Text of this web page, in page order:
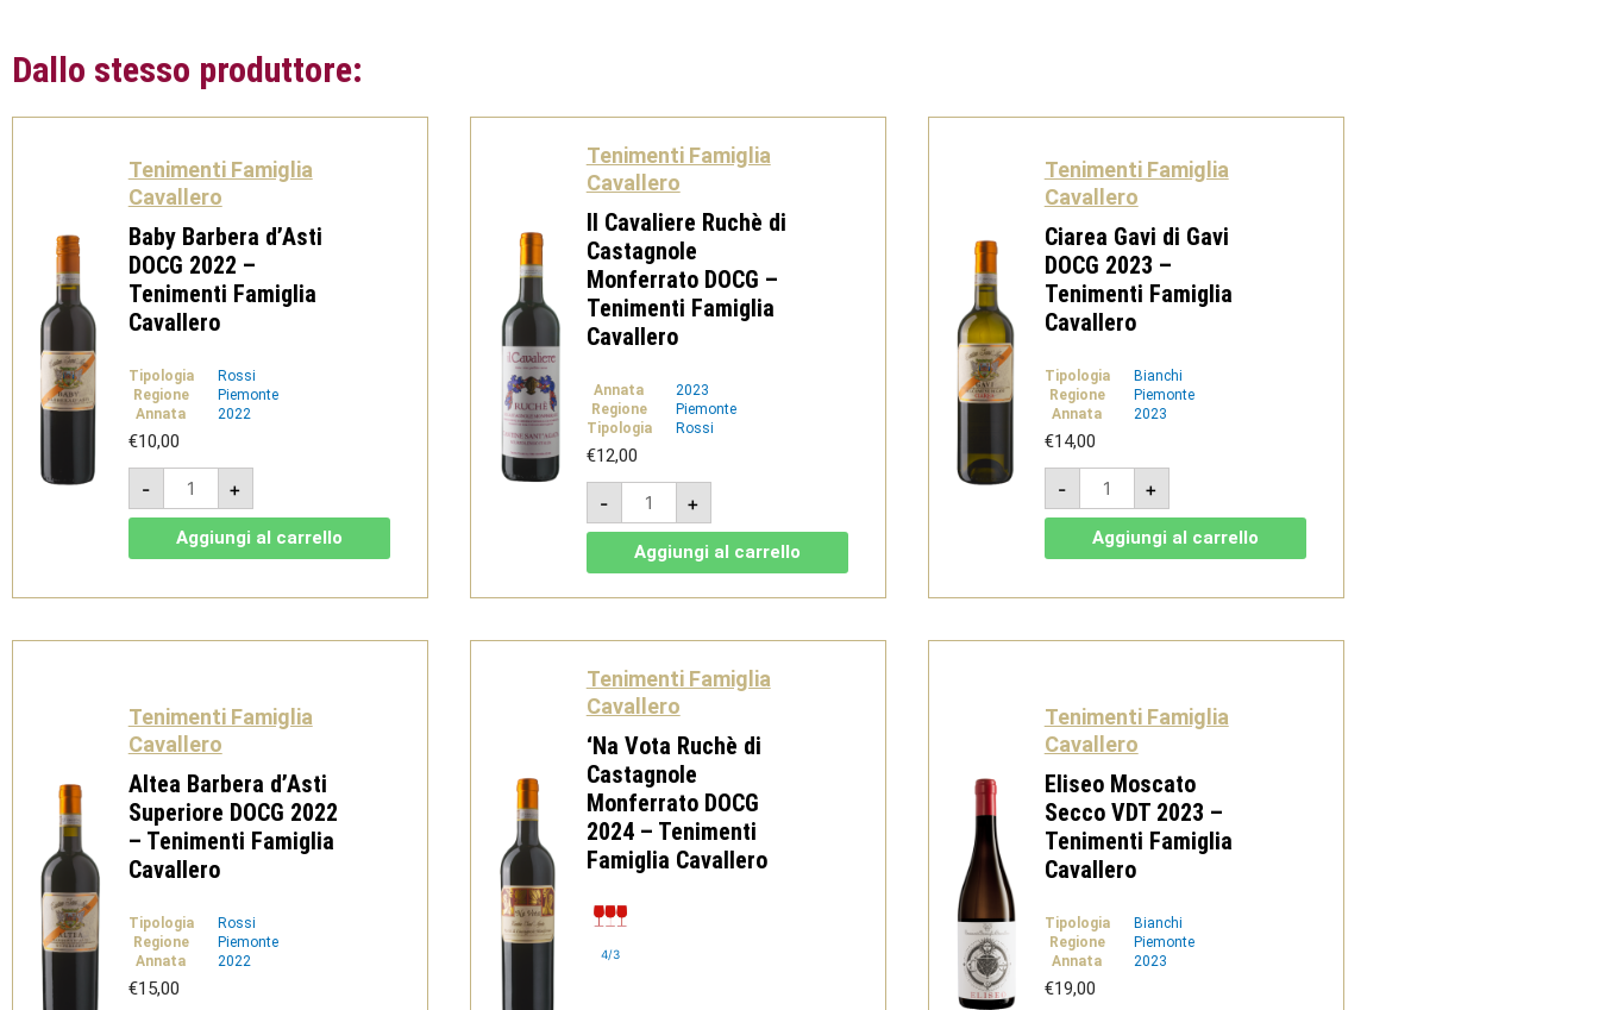
Dallo stesso produttore:
Tenimenti Famiglia
Cavallero
Baby Barbera d’Asti
DOCG 2022 –
Tenimenti Famiglia
Cavallero
Tipologia
Rossi
Regione
Piemonte
Annata
2022
€10,00
-
Baby
Barbera
d'Asti
DOCG
2022
-
Famiglia
quantità
+
Aggiungi al carrello
Tenimenti Famiglia
Cavallero
Il Cavaliere Ruchè di
Castagnole
Monferrato DOCG –
Tenimenti Famiglia
Cavallero
Annata
2023
Regione
Piemonte
Tipologia
Rossi
€12,00
-
Il
Cavaliere
Ruchè
Castagnole
Monferrato
DOCG
Cavallero
quantità
+
Aggiungi al carrello
Tenimenti Famiglia
Cavallero
Ciarea Gavi di Gavi
DOCG 2023 –
Tenimenti Famiglia
Cavallero
Tipologia
Bianchi
Regione
Piemonte
Annata
2023
€14,00
-
Ciarea
Gavi
di
Gavi
DOCG
2023
Tenimenti
Cavallero
+
Aggiungi al carrello
Tenimenti Famiglia
Cavallero
Altea Barbera d’Asti
Superiore DOCG 2022
– Tenimenti Famiglia
Cavallero
Tipologia
Rossi
Regione
Piemonte
Annata
2022
€15,00
Tenimenti Famiglia
Cavallero
‘Na Vota Ruchè di
Castagnole
Monferrato DOCG
2024 – Tenimenti
Famiglia Cavallero
4/3
Tenimenti Famiglia
Cavallero
Eliseo Moscato
Secco VDT 2023 –
Tenimenti Famiglia
Cavallero
Tipologia
Bianchi
Regione
Piemonte
Annata
2023
€19,00